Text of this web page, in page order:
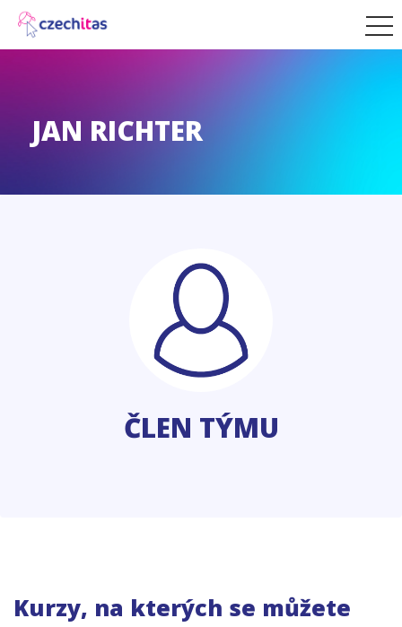
JAN RICHTER
ČLEN TÝMU
Kurzy, na kterých se můžete